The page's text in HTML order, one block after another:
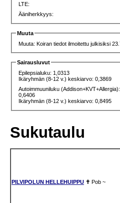
LTE:
Ääniherkkyys:
Muuta
Muuta: Koiran tiedot ilmoitettu julkisiksi
Sairausluvut
Epilepsialuku: 1,0313
Ikäryhmän (8-12 v.) keskiarvo: 0,3869
Autoimmuuniluku (Addison+KVT+Allergia):
0,6406
Ikäryhmän (8-12 v.) keskiarvo: 0,8495
Sukutaulu
PILVIPOLUN HELLEHUIPPU ✝ Pob ~